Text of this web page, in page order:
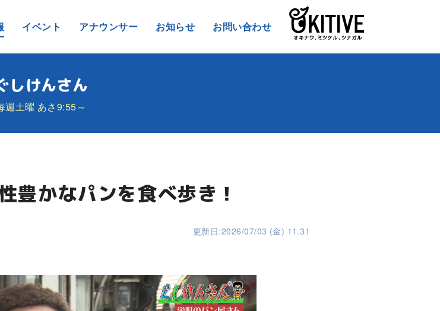
イベント アナウンサー お知らせ お問い合わせ
しけんさん
週土曜 あさ9:55～
かなパンを食べ歩き！
更新日:2026/07/03 (金) 11.31